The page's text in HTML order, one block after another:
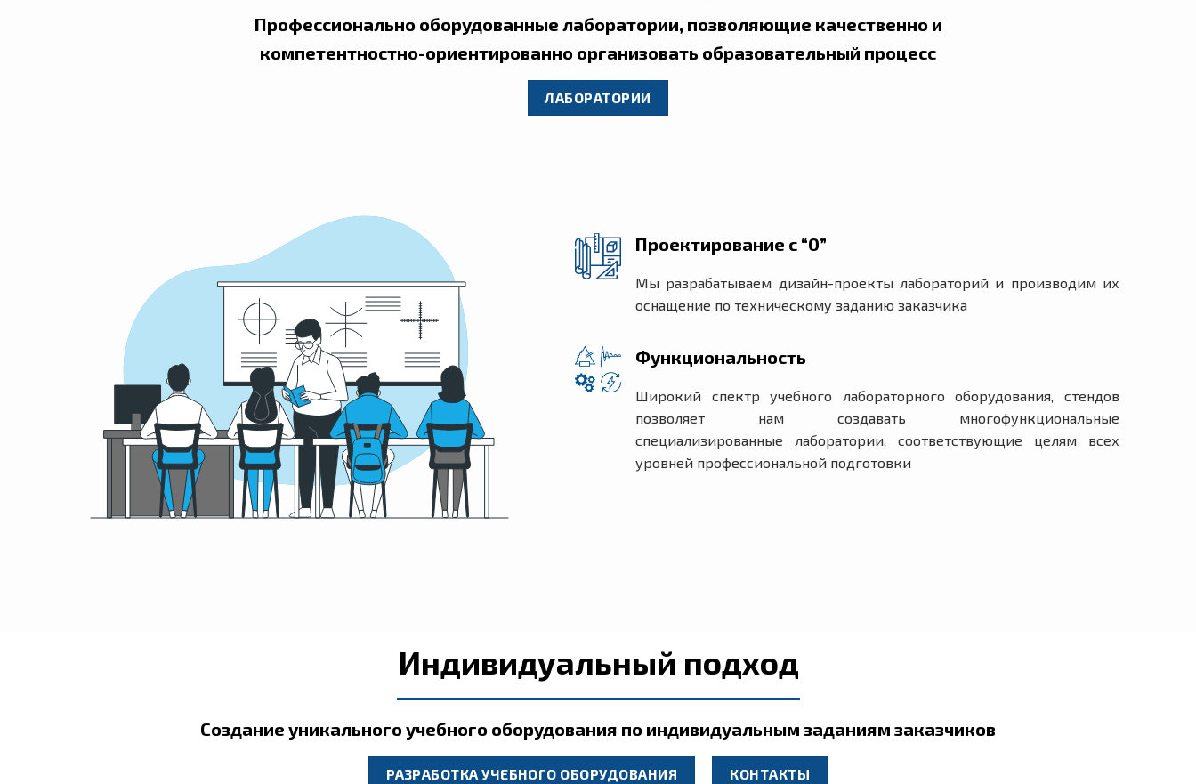
Профессионально оборудованные лаборатории, позволяющие качественно и
компетентностно-ориентированно организовать образовательный процесс
ЛАБОРАТОРИИ
Проектирование с “0”
Мы разрабатываем дизайн-проекты лабораторий и производим их
оснащение по техническому заданию заказчика
Функциональность
Широкий спектр учебного лабораторного оборудования, стендов
позволяет нам создавать многофункциональные
специализированные лаборатории, соответствующие целям всех
уровней профессиональной подготовки
Индивидуальный подход
Создание уникального учебного оборудования по индивидуальным заданиям заказчиков
РАЗРАБОТКА УЧЕБНОГО ОБОРУДОВАНИЯ КОНТАКТЫ